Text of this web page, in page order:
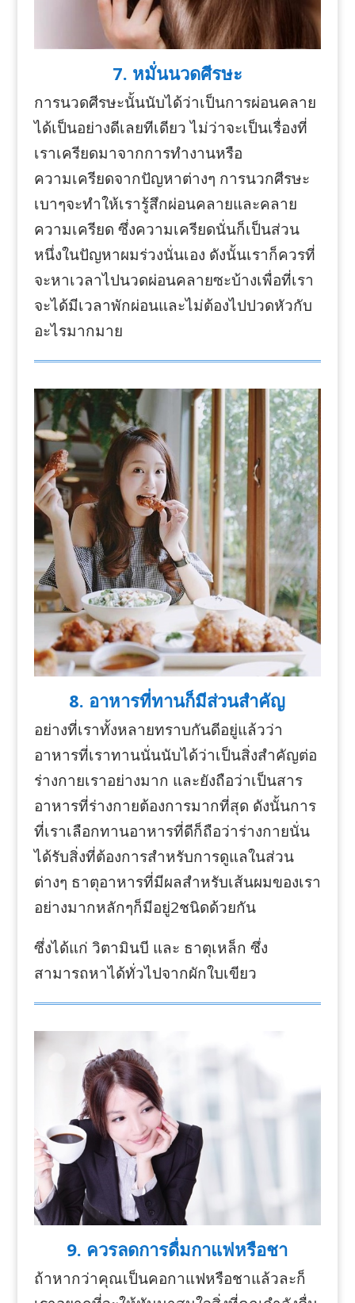
7. หมั่นนวดศีรษะ
การนวดศีรษะนั้นนับได้ว่าเป็นการผ่อนคลาย
ได้เป็นอย่างดีเลยทีเดียว ไม่ว่าจะเป็นเรื่องที่
เราเครียดมาจากการทำงานหรือ
ความเครียดจากปัญหาต่างๆ การนวกศีรษะ
เบาๆจะทำให้เรารู้สึกผ่อนคลายและคลาย
ความเครียด ซึ่งความเครียดนั่นก็เป็นส่วน
หนึ่งในปัญหาผมร่วงนั่นเอง ดังนั้นเราก็ควรที่
จะหาเวลาไปนวดผ่อนคลายซะบ้างเพื่อที่เรา
จะได้มีเวลาพักผ่อนและไม่ต้องไปปวดหัวกับ
อะไรมากมาย
8. อาหารที่ทานก็มีส่วนสำคัญ
อย่างที่เราทั้งหลายทราบกันดีอยู่แล้วว่า
อาหารที่เราทานนั่นนับได้ว่าเป็นสิ่งสำคัญต่อ
ร่างกายเราอย่างมาก และยังถือว่าเป็นสาร
อาหารที่ร่างกายต้องการมากที่สุด ดังนั้นการ
ที่เราเลือกทานอาหารที่ดีก็ถือว่าร่างกายนั่น
ได้รับสิ่งที่ต้องการสำหรับการดูแลในส่วน
ต่างๆ ธาตุอาหารที่มีผลสำหรับเส้นผมของเรา
อย่างมากหลักๆก็มีอยู่2ชนิดด้วยกัน
ซึ่งได้แก่ วิตามินบี และ ธาตุเหล็ก ซึ่ง
สามารถหาได้ทั่วไปจากผักใบเขียว
9. ควรลดการดื่มกาแฟหรือชา
ถ้าหากว่าคุณเป็นคอกาแฟหรือชาแล้วละก็